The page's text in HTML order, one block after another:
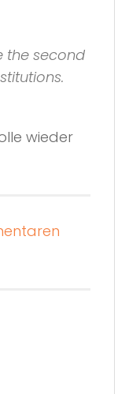
the second
wieder